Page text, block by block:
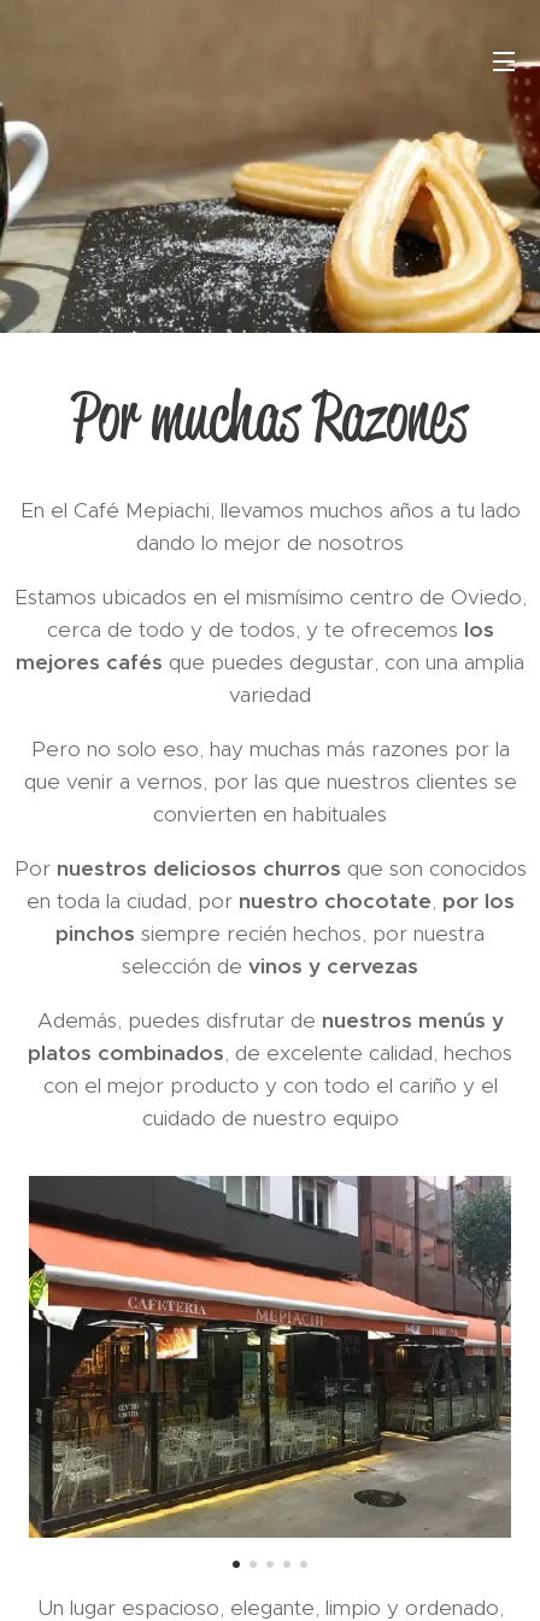
Por muchas Razones
En el Café Mepiachi, llevamos muchos años a tu lado
dando lo mejor de nosotros
Estamos ubicados en el mismísimo centro de Oviedo,
cerca de todo y de todos, y te ofrecemos los
mejores cafés que puedes degustar, con una amplia
variedad
Pero no solo eso, hay muchas más razones por la
que venir a vernos, por las que nuestros clientes se
convierten en habituales
Por nuestros deliciosos churros que son conocidos
en toda la ciudad, por nuestro chocotate, por los
pinchos siempre recién hechos, por nuestra
selección de vinos y cervezas
Además, puedes disfrutar de nuestros menús y
platos combinados, de excelente calidad, hechos
con el mejor producto y con todo el cariño y el
cuidado de nuestro equipo
Un lugar espacioso, elegante, limpio y ordenado,